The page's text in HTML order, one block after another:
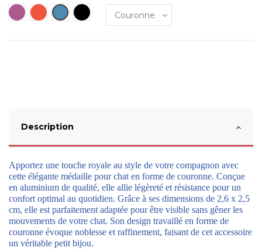
Violet
RougeBleu Noir
Description
Apportez une touche royale au style de votre compagnon avec
cette élégante médaille pour chat en forme de couronne. Conçue
en aluminium de qualité, elle allie légèreté et résistance pour un
confort optimal au quotidien. Grâce à ses dimensions de 2,6 x 2,5
cm, elle est parfaitement adaptée pour être visible sans gêner les
mouvements de votre chat. Son design travaillé en forme de
couronne évoque noblesse et raffinement, faisant de cet accessoire
un véritable petit bijou.